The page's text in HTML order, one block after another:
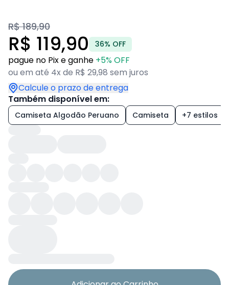
R$ 189,90
R$ 119,90 36% OFF
pague no Pix e ganhe +5% OFF
ou em até 4x de R$ 29,98 sem juros
Calcule o prazo de entrega
Também disponível em:
Camiseta Algodão Peruano Camiseta +7 estilos